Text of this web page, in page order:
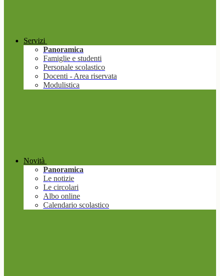
Servizi
Panoramica
Famiglie e studenti
Personale scolastico
Docenti - Area riservata
Modulistica
Novità
Panoramica
Le notizie
Le circolari
Albo online
Calendario scolastico